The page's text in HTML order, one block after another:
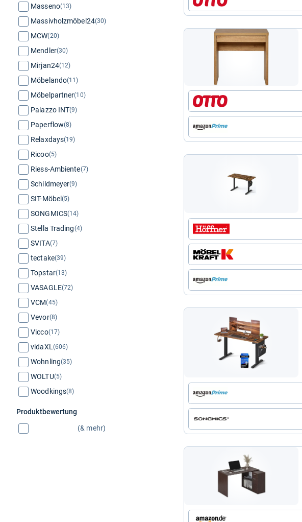
Masseno(13)
Massivholzmöbel24(30)
MCW(20)
Mendler(30)
Mirjan24(12)
Möbelando(11)
Möbelpartner(10)
Palazzo INT(9)
Paperflow(8)
Relaxdays(19)
Ricoo(5)
Riess-Ambiente(7)
Schildmeyer(9)
SIT-Möbel(5)
SONGMICS(14)
Stella Trading(4)
SVITA(7)
tectake(39)
Topstar(13)
VASAGLE(72)
VCM(45)
Vevor(8)
Vicco(17)
vidaXL (606)
Wohnling(35)
WOLTU(5)
Woodkings(8)
Produktbewertung
(& mehr)